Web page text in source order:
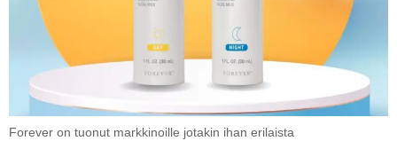
Forever on tuonut markkinoille jotakin ihan erilaista